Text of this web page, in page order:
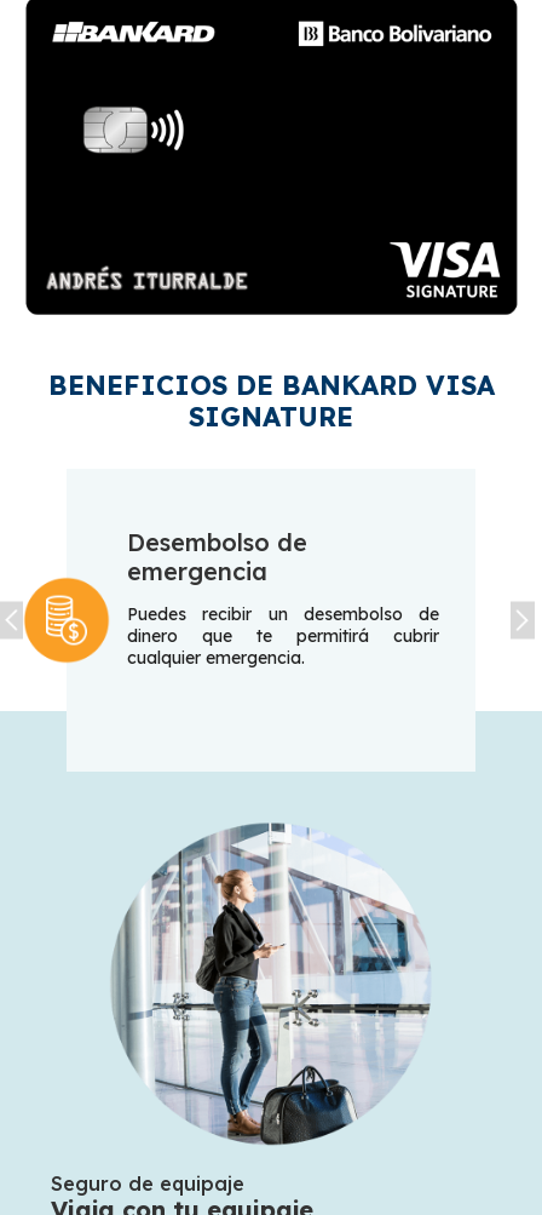
BENEFICIOS DE BANKARD VISA
SIGNATURE
Desembolso de
emergencia
Puedes recibir un desembolso de
dinero que te permitirá cubrir
cualquier emergencia.
Seguro de equipaje